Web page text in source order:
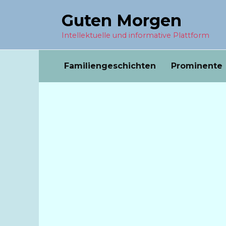
Guten Morgen
Intellektuelle und informative Plattform
Familiengeschichten Prominente